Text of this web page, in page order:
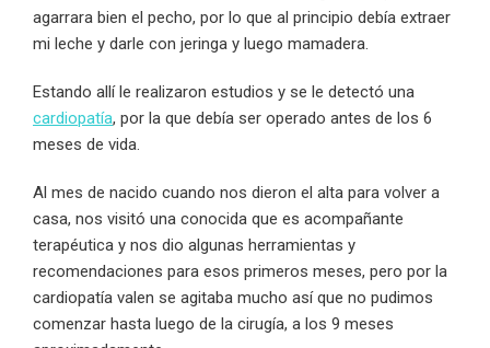
agarrara bien el pecho, por lo que al principio debía extraer
mi leche y darle con jeringa y luego mamadera.
Estando allí le realizaron estudios y se le detectó una
cardiopatía, por la que debía ser operado antes de los 6
meses de vida.
Al mes de nacido cuando nos dieron el alta para volver a
casa, nos visitó una conocida que es acompañante
terapéutica y nos dio algunas herramientas y
recomendaciones para esos primeros meses, pero por la
cardiopatía valen se agitaba mucho así que no pudimos
comenzar hasta luego de la cirugía, a los 9 meses